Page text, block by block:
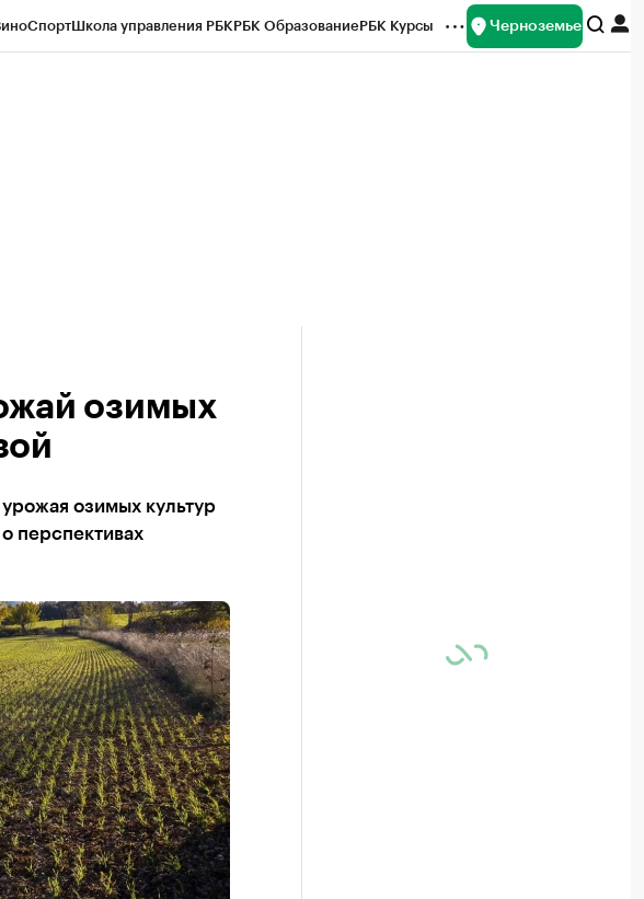
СпортШкола управления РБКРБК ОбразованиеРБК Курсы Черноземье
озимых
озимых культур
перспективах